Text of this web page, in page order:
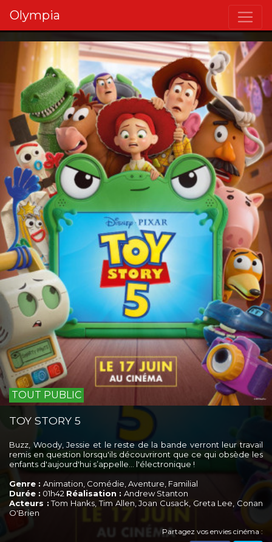
Olympia
TOUT PUBLIC
TOY STORY 5
Buzz, Woody, Jessie et le reste de la bande verront leur travail
remis en question lorsqu'ils découvriront que ce qui obsède les
enfants d'aujourd'hui s’appelle... l'électronique !
Genre : Animation, Comédie, Aventure, Familial
Durée : 01h42 Réalisation : Andrew Stanton
Acteurs :Tom Hanks, Tim Allen, Joan Cusack, Greta Lee, Conan
O'Brien
Partagez vos envies cinéma :